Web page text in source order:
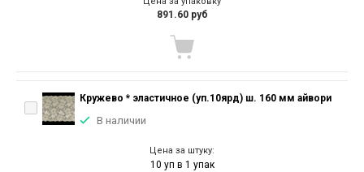
891.60 руб
Кружево * эластичное (уп.10ярд) ш. 160 мм айвори
В наличии
Цена за штуку:
10 уп в 1 упак